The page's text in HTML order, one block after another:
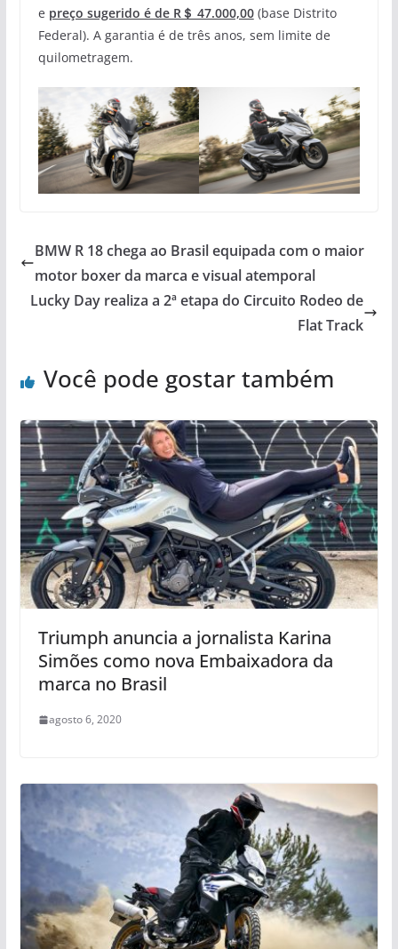
e preço sugerido é de R＄ 47.000,00(base Distrito
Federal). A garantia é de três anos, sem limite de
quilometragem.
BMW R 18 chega ao Brasil equipada com o maior
motor boxer da marca e visual atemporal
Lucky Day realiza a 2ª etapa do Circuito Rodeo de
Flat Track
Você pode gostar também
Triumph anuncia a jornalista Karina
Simões como nova Embaixadora da
marca no Brasil
agosto 6, 2020